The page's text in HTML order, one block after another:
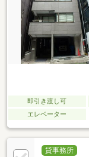
即引き渡し可
エレベーター
貸事務所